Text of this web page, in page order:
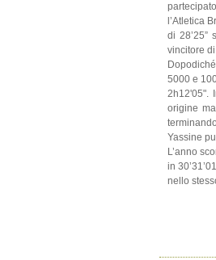
l’Atletica
di 28’25”
vincitore
5000 e
2h12'05".
origine
Yassine
L’anno
in
nello